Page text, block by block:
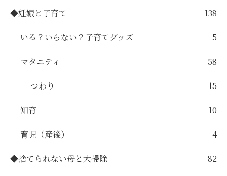
◆妊娠と子育て 138
いる？いらない？子育てグッズ 5
マタニティ 58
つわり 15
知育 10
育児（産後） 4
◆捨てられない母と大掃除 82